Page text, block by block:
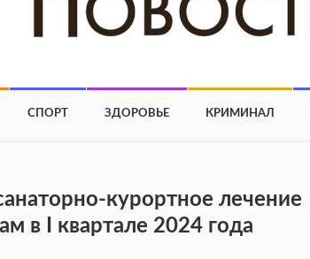
СПОРТ ЗДОРОВЬЕ КРИМИНАЛ
курортное лечение
в I квартале 2024 года